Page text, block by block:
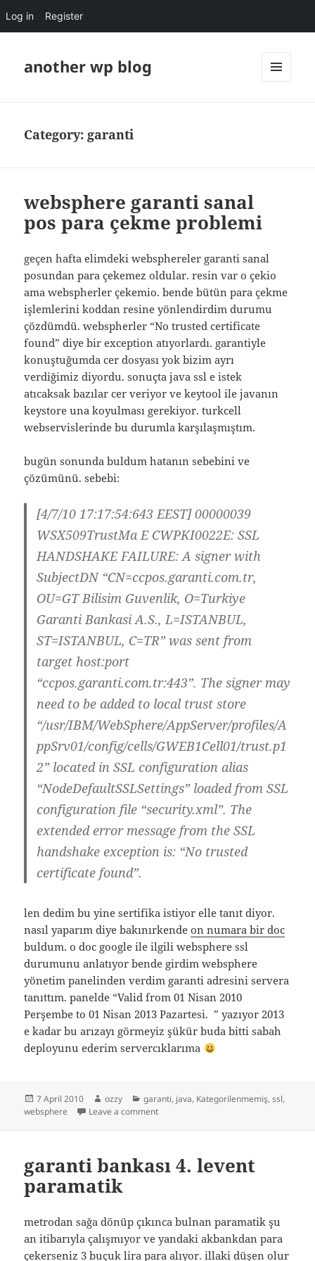
Log in Register
another wp blog
Category: garanti
websphere garanti sanal
pos para çekme problemi
geçen hafta elimdeki websphereler garanti sanal
posundan para çekemez oldular. resin var o çekio
ama webspherler çekemio. bende bütün para çekme
işlemlerini koddan resine yönlendirdim durumu
çözdümdü. webspherler “No trusted certificate
found” diye bir exception atıyorlardı. garantiyle
konuştuğumda cer dosyası yok bizim ayrı
verdiğimiz diyordu. sonuçta java ssl e istek
atıcaksak bazılar cer veriyor ve keytool ile javanın
keystore una koyulması gerekiyor. turkcell
webservislerinde bu durumla karşılaşmıştım.
bugün sonunda buldum hatanın sebebini ve
çözümünü. sebebi:
[4/7/10 17:17:54:643 EEST] 00000039
WSX509TrustMa E CWPKI0022E: SSL
HANDSHAKE FAILURE: A signer with
SubjectDN “CN=ccpos.garanti.com.tr,
OU=GT Bilisim Guvenlik, O=Turkiye
Garanti Bankasi A.S., L=ISTANBUL,
ST=ISTANBUL, C=TR” was sent from
target host:port
“ccpos.garanti.com.tr:443”. The signer may
need to be added to local trust store
“/usr/IBM/WebSphere/AppServer/profiles/A
ppSrv01/config/cells/GWEB1Cell01/trust.p1
2” located in SSL configuration alias
“NodeDefaultSSLSettings” loaded from SSL
configuration file “security.xml”. The
extended error message from the SSL
handshake exception is: “No trusted
certificate found”.
len dedim bu yine sertifika istiyor elle tanıt diyor.
nasıl yaparım diye bakınırkendeon numara bir doc
buldum. o doc google ile ilgili websphere ssl
durumunu anlatıyor bende girdim websphere
yönetim panelinden verdim garanti adresini servera
tanıttım. panelde “Valid from 01 Nisan 2010
Perşembe to 01 Nisan 2013 Pazartesi. ” yazıyor 2013
e kadar bu arızayı görmeyiz şükür buda bitti sabah
deployunu ederim servercıklarıma
Posted
on
7 April 2010 Author
ozzy Categories
garanti, java, Kategorilenmemiş,ssl,
websphere
Leave a commenton websphere garanti sanal pos para
garanti bankası 4. levent
paramatik
metrodan sağa dönüp çıkınca bulnan paramatik şu
an itibarıyla çalışmıyor ve yandaki akbankdan para
çekerseniz 3 buçuk lira para alıyor. illaki düşen olur